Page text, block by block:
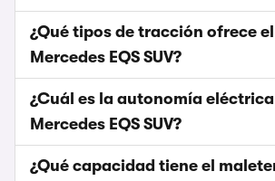
¿Qué tipos de tracción ofrece el
Mercedes EQS SUV?
¿Cuál es la autonomía eléctrica
Mercedes EQS SUV?
¿Qué capacidad tiene el